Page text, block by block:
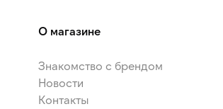
О магазине
Знакомство с брендом
Новости
Контакты